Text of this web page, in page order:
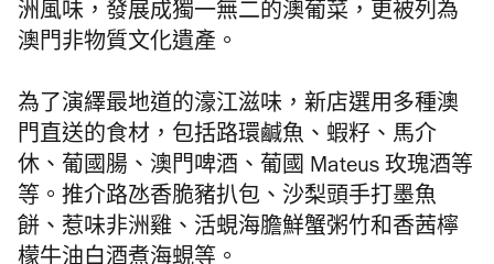
洲風味，發展成獨一無二的澳葡菜，更被列為
澳門非物質文化遺產。
為了演繹最地道的濠江滋味，新店選用多種澳
門直送的食材，包括路環鹹魚、蝦籽、馬介
休、葡國腸、澳門啤酒、葡國 Mateus 玫瑰酒等
等。推介路氹香脆豬扒包、沙梨頭手打墨魚
餅、惹味非洲雞、活蜆海膽鮮蟹粥竹和香茜檸